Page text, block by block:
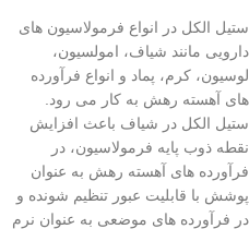
ستیل الکل در انواع فرمولاسیون های
دارویی مانند شیاف، امولسیون،
لوسیون، کرم، پماد و انواع فرآورده
های آهسته رهش به کار می رود.
ستیل الکل در شیاف باعث افزایش
نقطه ذوب پایه فرمولاسیون، در
فرآورده های آهسته رهش به عنوان
پوشش با قابلیت عبور تنظیم شونده و
در فرآورده های موضعی به عنوان نرم